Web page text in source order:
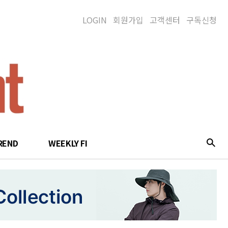
WEEKLY FI
LOGIN 회원가입 고객센터 구독신청